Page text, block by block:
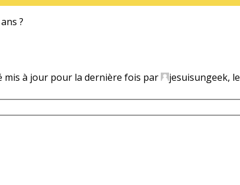
?
mis à jour pour la dernière fois par jesuisungeek, le